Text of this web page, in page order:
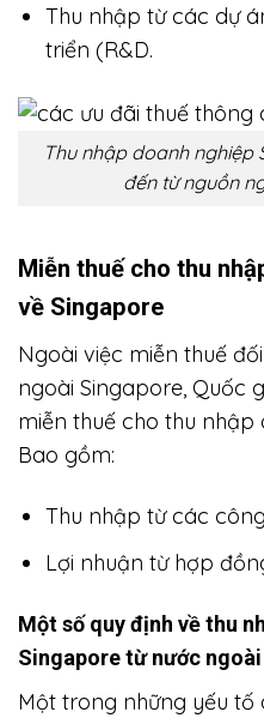
Thu nhập từ các dự
triển (R&D.
Thu nhập doanh nghiệp
đến từ nguồn
Miễn thuế cho thu
về Singapore
Ngoài việc miễn thuế
ngoài Singapore, Quốc
miễn thuế cho thu nhập
Bao gồm:
Thu nhập từ các
Lợi nhuận từ hợp
Một số quy định về thu
Singapore từ nước ngoài
Một trong những yếu